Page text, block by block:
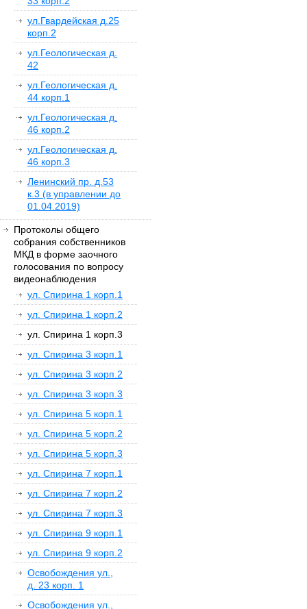
ул.Гвардейская д.25
корп.2
ул.Геологическая д.
42
ул.Геологическая д.
44 корп.1
ул.Геологическая д.
46 корп.2
ул.Геологическая д.
46 корп.3
Ленинский пр. д.53
к.3 (в управлении до
01.04.2019)
Протоколы общего
собрания собственников
МКД в форме заочного
голосования по вопросу
видеонаблюдения
ул. Спирина 1 корп.1
ул. Спирина 1 корп.2
ул. Спирина 1 корп.3
ул. Спирина 3 корп.1
ул. Спирина 3 корп.2
ул. Спирина 3 корп.3
ул. Спирина 5 корп.1
ул. Спирина 5 корп.2
ул. Спирина 5 корп.3
ул. Спирина 7 корп.1
ул. Спирина 7 корп.2
ул. Спирина 7 корп.3
ул. Спирина 9 корп.1
ул. Спирина 9 корп.2
Освобождения ул.,
д. 23 корп. 1
Освобождения ул.,